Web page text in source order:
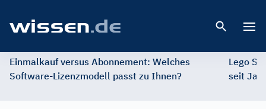
Einmalkauf versus Abonnement: Welches
Software-Lizenzmodell passt zu Ihnen?
Lego
seit